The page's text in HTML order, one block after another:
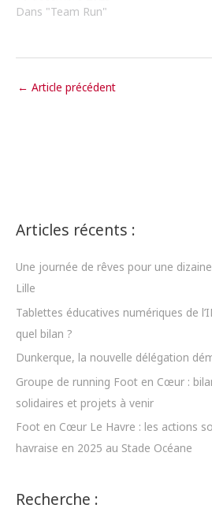
Dans "Team Run"
← Article précédent
Articles récents :
Une journée de rêves pour une
Lille
Tablettes éducatives numériques de
quel bilan ?
Dunkerque, la nouvelle délégation
Groupe de running Foot en Cœur :
solidaires et projets à venir
Foot en Cœur Le Havre : les actions
havraise en 2025 au Stade Océane
Recherche :